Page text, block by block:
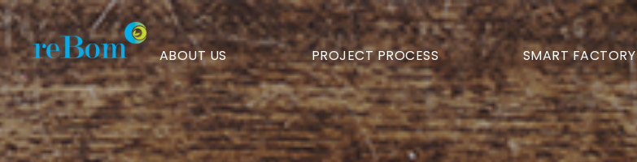
[세종시정소식지]
3월호
인터뷰
>
ABOUT US PROJECT PROCESS SMART FACTORY